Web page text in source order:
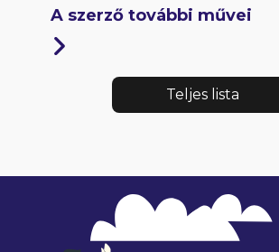
A szerző további művei
Teljes lista